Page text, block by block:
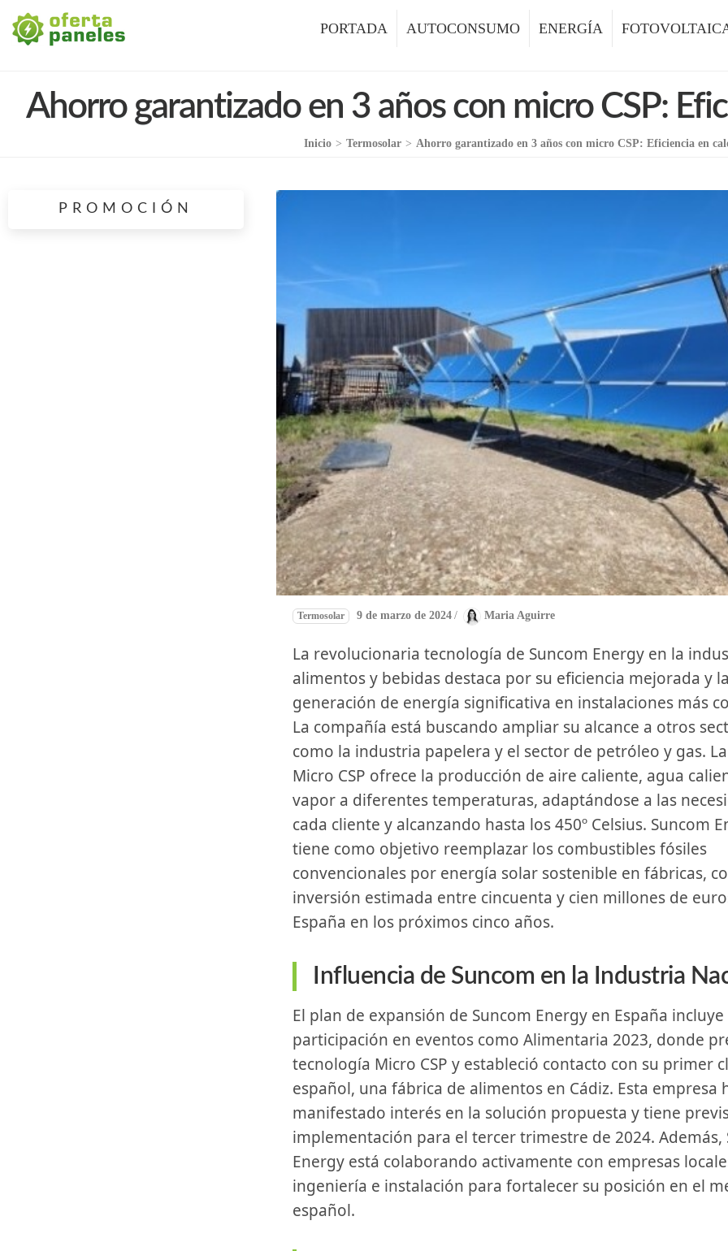
Oferta Paneles
La Mejor Oferta en Paneles Solares PORTADA AUTOCONSUMO ENERGÍA
Ahorro garantizado en 3 años con micro CSP:
Inicio > Termosolar > Ahorro garantizado en 3 años con micro CSP: Eficiencia en
Termosolar 9 de marzo de 2024 / Maria Aguirre
La revolucionaria tecnología de Suncom ⁣Energy en la industria​ de
alimentos ​y bebidas destaca ⁣por su eficiencia mejorada y ​la​
generación de energía significativa en‌ instalaciones más
La compañía está buscando ampliar⁢ su‌ alcance a otros‍
como la ‌industria papelera⁤ y el sector de petróleo y gas.
‍Micro CSP ofrece la producción de aire caliente, agua
vapor a diferentes temperaturas, adaptándose a las⁤
cada cliente y‍ alcanzando hasta los 450º ⁢Celsius. Suncom
tiene como objetivo ⁣reemplazar ⁣los combustibles fósiles
convencionales por energía solar sostenible en fábricas,
inversión estimada entre cincuenta ​y cien millones de
España⁤ en los próximos cinco⁢ años.
Influencia de ‍Suncom en la Industria
El plan de expansión ‍de Suncom Energy ‍en España incluye⁢ su
participación en ‌eventos como Alimentaria 2023, donde
tecnología Micro CSP y estableció contacto con su primer
español, una fábrica ​de alimentos en Cádiz. Esta empresa
manifestado interés en la solución propuesta y tiene
implementación para el ​tercer trimestre de 2024. Además,
Energy ⁢está colaborando activamente con empresas
ingeniería e instalación ‌para fortalecer​ su posición en el⁣
español.
PROMOCIÓN